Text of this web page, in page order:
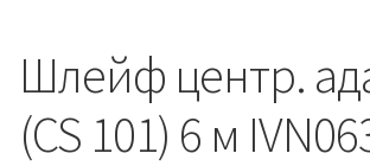
Шлейф центр.
(CS 101) 6 м